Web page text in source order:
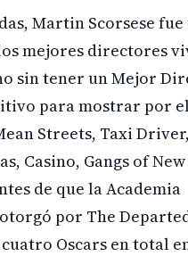
Martin Scorsese
mejores directores
sin tener un Mejor
para mostrar por
Streets, Taxi
Casino, Gangs of
de que la Academia
por The
Oscars en total